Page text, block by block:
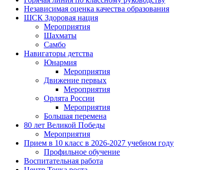
Независимая оценка качества образования
ШСК Здоровая нация
Мероприятия
Шахматы
Самбо
Навигаторы детства
Юнармия
Мероприятия
Движение первых
Мероприятия
Орлята России
Мероприятия
Большая перемена
80 лет Великой Победы
Мероприятия
Прием в 10 класс в 2026-2027 учебном году
Профильное обучение
Воспитательная работа